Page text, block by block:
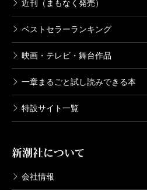
近刊（まもなく発売）
ベストセラーランキング
映画・テレビ・舞台作品
一章まるごと試し読みできる本
特設サイト一覧
新潮社について
会社情報